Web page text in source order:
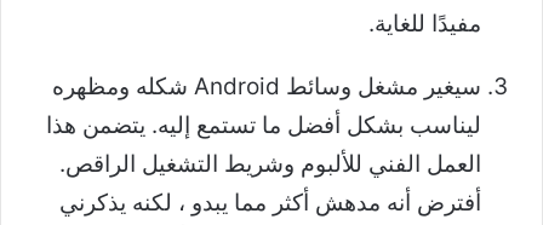
مفيدًا للغاية.
سيغير مشغل وسائط Android شكله ومظهره
ليناسب بشكل أفضل ما تستمع إليه. يتضمن هذا
العمل الفني للألبوم وشريط التشغيل الراقص.
أفترض أنه مدهش أكثر مما يبدو ، لكنه يذكرني